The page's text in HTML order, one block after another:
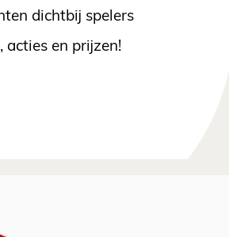
dichtbij spelers
acties en prijzen!